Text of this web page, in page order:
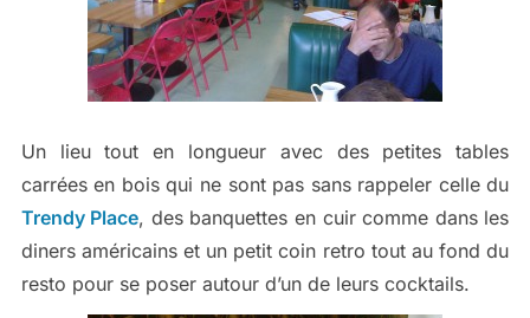
Un lieu tout en longueur avec des petites tables
carrées en bois qui ne sont pas sans rappeler celle du
Trendy Place, des banquettes en cuir comme dans les
diners américains et un petit coin retro tout au fond du
resto pour se poser autour d’un de leurs cocktails.